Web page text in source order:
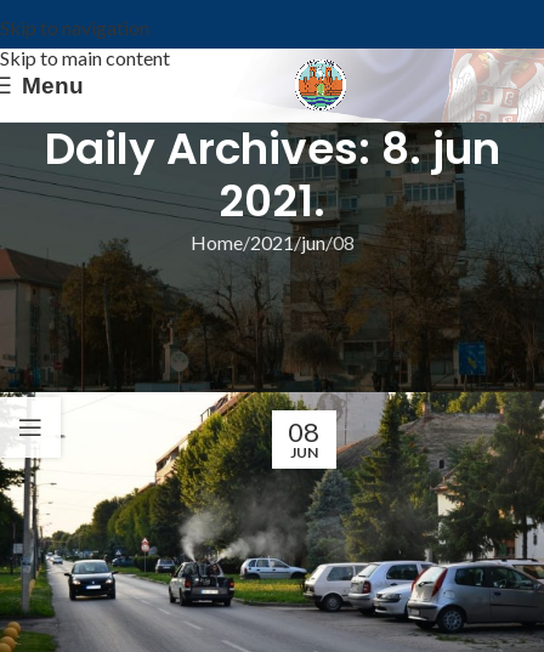
Skip to navigation
Skip to main content
Menu
Daily Archives: 8. jun
2021.
Home 2021 jun 08
ИЗ ОПШТИНЕ
ПРВИ ПУТ У 2021: СУЗБИЈАЊЕ
КОМАРАЦА У СРЕДУ, 9. ЈУНА
Општина Ковин
08
JUN